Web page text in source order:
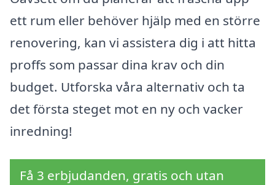
ett rum eller behöver hjälp med en större
renovering, kan vi assistera dig i att hitta
proffs som passar dina krav och din
budget. Utforska våra alternativ och ta
det första steget mot en ny och vacker
inredning!
Få 3 erbjudanden, gratis och utan